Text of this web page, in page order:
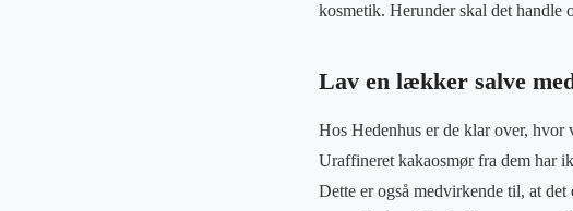
kosmetik. Herunder skal det handle
Lav en lækker salve
Hos Hedenhus er de klar over,
Uraffineret kakaosmør fra dem har
Dette er også medvirkende til, at det